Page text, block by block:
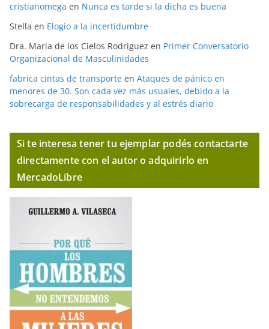
cristianomega en Nunca es tarde si la dicha es buena
Stella en Elogio a la incertidumbre
Dra. Maria de los Cielos Rodriguez en Primer Conversatorio
Organizacional de Masculinidades
fabrica cintas de transporte en Ataques de pánico en
menores de 30. Son cada vez más usuales, debido a la
sobrecarga de responsabilidades y al estrés diario
Si te interesa tener tu ejemplar podés contactarte
directamente con el autor o adquirirlo en
MercadoLibre